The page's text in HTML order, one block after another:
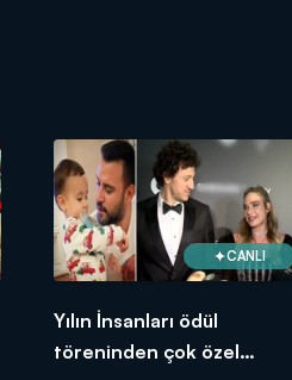
CANLI
Yılın İnsanları ödül
töreninden çok özel